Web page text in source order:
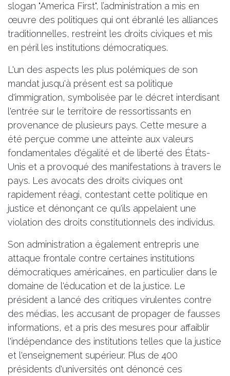
slogan "America First", l’administration a mis en
œuvre des politiques qui ont ébranlé les alliances
traditionnelles, restreint les droits civiques et mis
en péril les institutions démocratiques.​
L'un des aspects les plus polémiques de son
mandat jusqu'à présent est sa politique
d'immigration, symbolisée par le décret interdisant
l'entrée sur le territoire de ressortissants en
provenance de plusieurs pays. Cette mesure a
été perçue comme une atteinte aux valeurs
fondamentales d'égalité et de liberté des États-
Unis et a provoqué des manifestations à travers le
pays. Les avocats des droits civiques ont
rapidement réagi, contestant cette politique en
justice et dénonçant ce qu'ils appelaient une
violation des droits constitutionnels des individus.
Son administration a également entrepris une
attaque frontale contre certaines institutions
démocratiques américaines, en particulier dans le
domaine de l'éducation et de la justice. Le
président a lancé des critiques virulentes contre
des médias, les accusant de propager de fausses
informations, et a pris des mesures pour affaiblir
l'indépendance des institutions telles que la justice
et l'enseignement supérieur. Plus de 400
présidents d'universités ont dénoncé ces